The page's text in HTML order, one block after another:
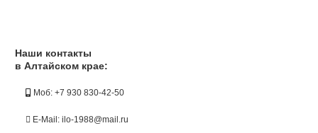
Наши контакты
в Алтайском крае:
Моб: +7 930 830-42-50
E-Mail: ilo-1988@mail.ru